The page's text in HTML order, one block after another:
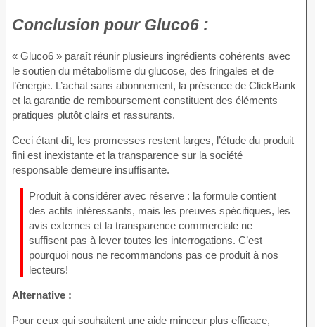
Conclusion pour Gluco6 :
« Gluco6 » paraît réunir plusieurs ingrédients cohérents avec
le soutien du métabolisme du glucose, des fringales et de
l’énergie. L’achat sans abonnement, la présence de ClickBank
et la garantie de remboursement constituent des éléments
pratiques plutôt clairs et rassurants.
Ceci étant dit, les promesses restent larges, l’étude du produit
fini est inexistante et la transparence sur la société
responsable demeure insuffisante.
Produit à considérer avec réserve : la formule contient
des actifs intéressants, mais les preuves spécifiques, les
avis externes et la transparence commerciale ne
suffisent pas à lever toutes les interrogations. C’est
pourquoi nous ne recommandons pas ce produit à nos
lecteurs!
Alternative :
Pour ceux qui souhaitent une aide minceur plus efficace,